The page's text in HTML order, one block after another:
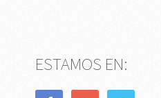
ESTAMOS EN: